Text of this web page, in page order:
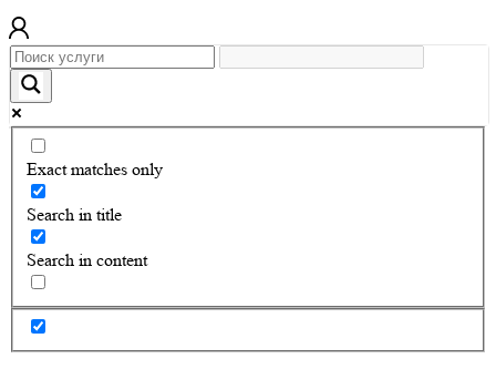
Exact matches only
Search in title
Search in content